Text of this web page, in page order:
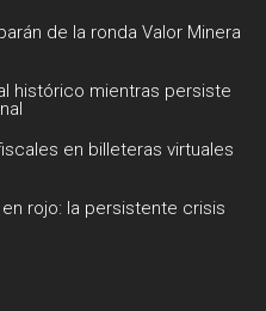
de la ronda Valor Minera
histórico mientras persiste
en billeteras virtuales
rojo: la persistente crisis